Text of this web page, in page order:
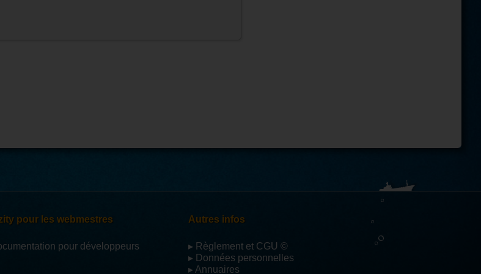
pour les webmestres
pour développeurs
Autres infos
▸ Règlement et CGU ©
▸ Données personnelles
▸ Annuaires